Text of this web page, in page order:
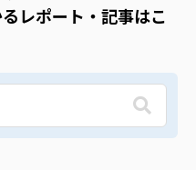
レポート・記事はこ